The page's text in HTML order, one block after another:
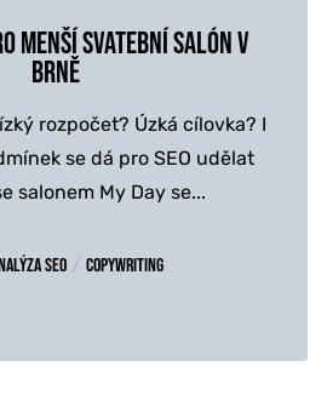
MENŠÍ SVATEBNÍ SALÓN V
BRNĚ
rozpočet? Úzká cílovka? I
se dá pro SEO udělat
salonem My Day se...
SEO / Copywriting